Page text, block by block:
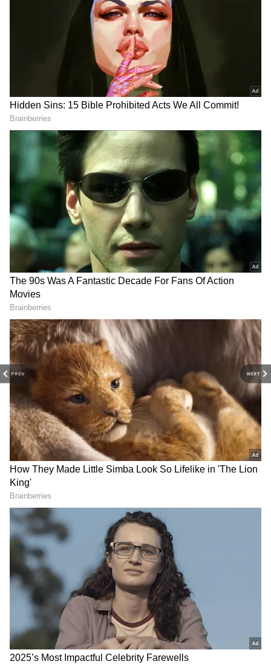
PREV NEXT
Image Credit :Asianet News
ఇంటర్వ్యూలో ఆసక్తికర ప్రశ్న
అయితే దీనిపై ఇంతవరకు దిశా పటానీ, మౌని రాయ్
స్పందించలేదు. అయితే తాజాగా మౌని ఈ విషయంపై
మాట్లాడింది. ఒక ఇంటర్వ్యూలో మౌనీ రాయ్‌కు ఒక ప్రశ్న
ఎదురైంది. "బాలీవుడ్‌లో మీ గురించి మీరు విన్న అతిపెద్ద
రూమర్ ఏంటి?" అని అడిగాడు యాంకర్. దానికి మౌని
రాయ్ మాట్లాడుతూ … "నేను గే అనే రూమార్" అని
సమాధానం ఇచ్చింది. తాను గే కాదని చెప్పుకొచ్చింది.
విడాకుల సమయంలో తన కుటుంబం, స్నేహితులు తనకు
అండగా నిలిచారని మౌనీ రాయ్ చెప్పింది.
Related Articles
Elon Musk: ప్రపంచంలోనే అత్యంత ధనవంతుడు
ఎలన్ మస్క్.. కానీ నివసించేది 400 చదరపు అడుగుల
ఇంట్లో
Raja Yogam: శని దేవుడి వల్ల 2027 వరకు
రాజయోగాన్ని ఎంజాయ్ చేసే 3 రాశులవారు వీరే